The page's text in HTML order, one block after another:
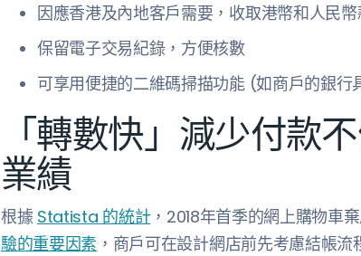
因應香港及內地客戶需要，收取港幣和人民
保留電子交易紀錄，方便核數
可享用便捷的二維碼掃描功能 (如商戶的銀行
「轉數快」減少付款
業績
根據 Statista 的統計，2018年首季的網上購物車
驗的重要因素 ，商戶可在設計網店前先考慮結帳